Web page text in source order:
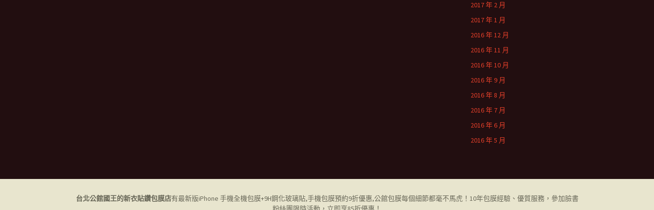
2017 年 2 月
2017 年 1 月
2016 年 12 月
2016 年 11 月
2016 年 10 月
2016 年 9 月
2016 年 8 月
2016 年 7 月
2016 年 6 月
2016 年 5 月
台北公館國王的新衣貼鑽包膜店有最新版iPhone 手機全機包膜+9H鋼化玻璃貼,手機包膜預約9折優惠,公館包膜每個細節都毫不馬虎！10年包膜經驗、優質服務，參加臉書